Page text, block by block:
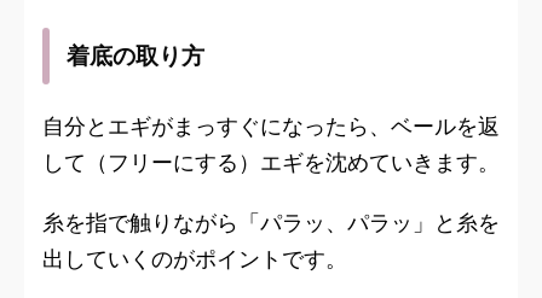
着底の取り方
自分とエギがまっすぐになったら、ベールを返
して（フリーにする）エギを沈めていきます。
糸を指で触りながら「パラッ、パラッ」と糸を
出していくのがポイントです。